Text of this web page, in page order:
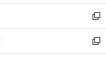
開
く
ウ
で
開
く
ン
ド
ウ
で
開
ウ
ィ
ン
ド
ウ
し
い
ウ
ィ
ン
新
し
い
ウ
新
し